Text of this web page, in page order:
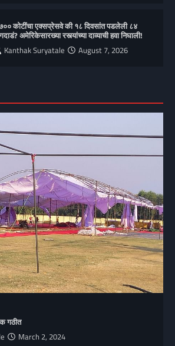
कोटींचा एक्सप्रेसवे की १८ दिवसांत पडलेली ८४
अमेरिकेसारख्या रस्त्यांच्या दाव्याची हवा निघाली!
Kanthak Suryatale August 7, 2026
गठीत
March 2, 2024